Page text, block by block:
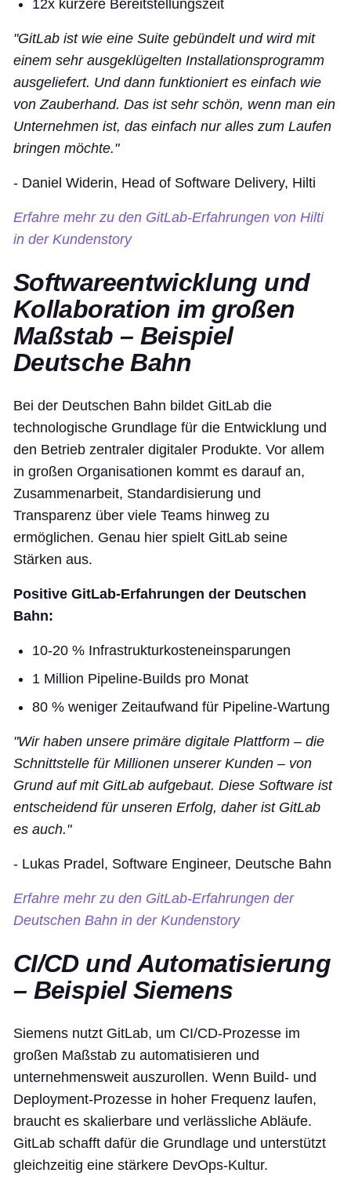
12x kürzere Bereitstellungszeit
"GitLab ist wie eine Suite gebündelt und wird mit
einem sehr ausgeklügelten Installationsprogramm
ausgeliefert. Und dann funktioniert es einfach wie
von Zauberhand. Das ist sehr schön, wenn man ein
Unternehmen ist, das einfach nur alles zum Laufen
bringen möchte."
- Daniel Widerin, Head of Software Delivery, Hilti
Erfahre mehr zu den GitLab-Erfahrungen von Hilti
in der Kundenstory
Softwareentwicklung und
Kollaboration im großen
Maßstab – Beispiel
Deutsche Bahn
Bei der Deutschen Bahn bildet GitLab die
technologische Grundlage für die Entwicklung und
den Betrieb zentraler digitaler Produkte. Vor allem
in großen Organisationen kommt es darauf an,
Zusammenarbeit, Standardisierung und
Transparenz über viele Teams hinweg zu
ermöglichen. Genau hier spielt GitLab seine
Stärken aus.
Positive GitLab-Erfahrungen der Deutschen
Bahn:
10-20 % Infrastrukturkosteneinsparungen
1 Million Pipeline-Builds pro Monat
80 % weniger Zeitaufwand für Pipeline-Wartung
"Wir haben unsere primäre digitale Plattform – die
Schnittstelle für Millionen unserer Kunden – von
Grund auf mit GitLab aufgebaut. Diese Software ist
entscheidend für unseren Erfolg, daher ist GitLab
es auch."
- Lukas Pradel, Software Engineer, Deutsche Bahn
Erfahre mehr zu den GitLab-Erfahrungen der
Deutschen Bahn in der Kundenstory
CI/CD und Automatisierung
– Beispiel Siemens
Siemens nutzt GitLab, um CI/CD-Prozesse im
großen Maßstab zu automatisieren und
unternehmensweit auszurollen. Wenn Build- und
Deployment-Prozesse in hoher Frequenz laufen,
braucht es skalierbare und verlässliche Abläufe.
GitLab schafft dafür die Grundlage und unterstützt
gleichzeitig eine stärkere DevOps-Kultur.